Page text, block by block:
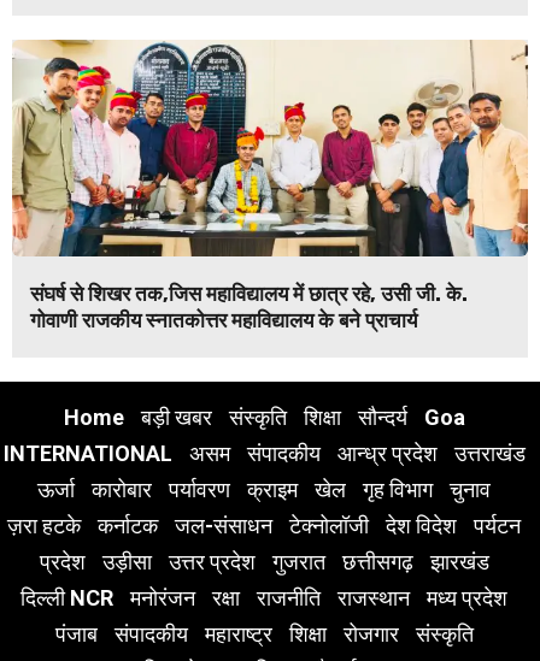
संघर्ष से शिखर तक,जिस महाविद्यालय में छात्र रहे, उसी जी. के.
गोवाणी राजकीय स्नातकोत्तर महाविद्यालय के बने प्राचार्य
Home बड़ी खबर संस्कृति शिक्षा सौन्दर्य
Goa
INTERNATIONAL
असम संपादकीय आन्ध्र प्रदेश
उत्तराखंड
ऊर्जा
कारोबार पर्यावरण क्राइम खेल गृह विभाग
चुनाव
ज़रा हटके
कर्नाटक जल-संसाधन टेक्नोलॉजी देश विदेश
पर्यटन
प्रदेश
उड़ीसा उत्तर प्रदेश गुजरात छत्तीसगढ़
झारखंड
दिल्ली NCR
मनोरंजन रक्षा राजनीति राजस्थान
मध्य प्रदेश
पंजाब
संपादकीय महाराष्ट्र शिक्षा रोजगार
संस्कृति